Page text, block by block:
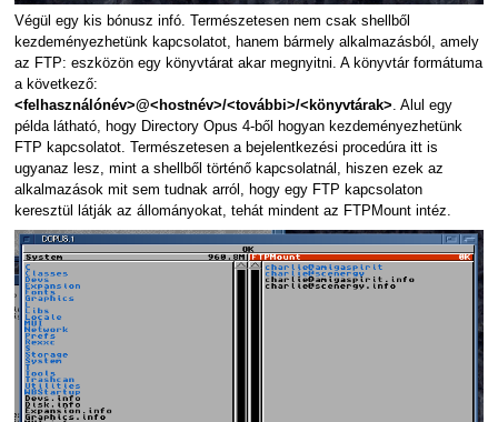
Végül egy kis bónusz infó. Természetesen nem csak shellből
kezdeményezhetünk kapcsolatot, hanem bármely alkalmazásból, amely
az FTP: eszközön egy könyvtárat akar megnyitni. A könyvtár formátuma
a következő:
<felhasználónév>@<hostnév>/<további>/<könyvtárak>. Alul egy
példa látható, hogy Directory Opus 4-ből hogyan kezdeményezhetünk
FTP kapcsolatot. Természetesen a bejelentkezési procedúra itt is
ugyanaz lesz, mint a shellből történő kapcsolatnál, hiszen ezek az
alkalmazások mit sem tudnak arról, hogy egy FTP kapcsolaton
keresztül látják az állományokat, tehát mindent az FTPMount intéz.